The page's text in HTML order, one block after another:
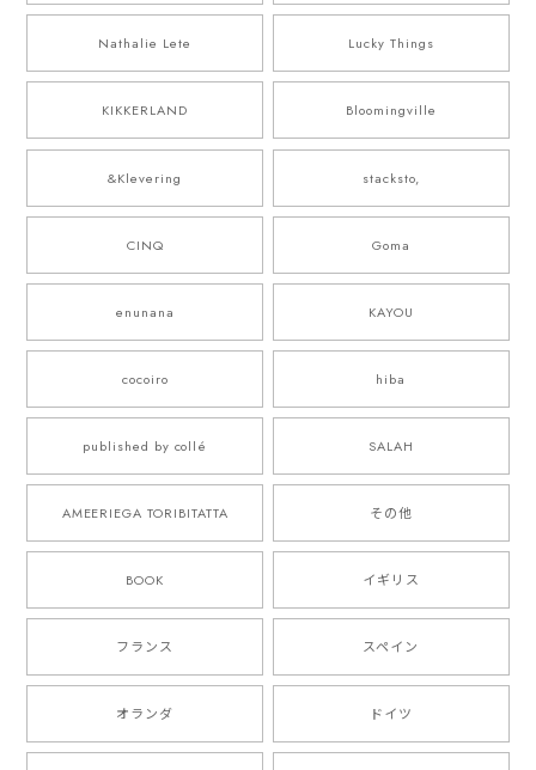
Nathalie Lete Lucky Things
KIKKERLAND Bloomingville
&Klevering stacksto,
CINQ Goma
enunana KAYOU
cocoiro hiba
published by collé SALAH
AMEERIEGA TORIBITATTA その他
BOOK イギリス
フランス スペイン
オランダ ドイツ